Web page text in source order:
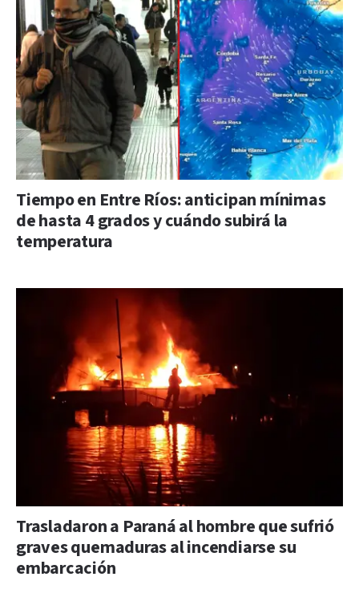
Tiempo en Entre Ríos: anticipan mínimas
de hasta 4 grados y cuándo subirá la
temperatura
Trasladaron a Paraná al hombre que sufrió
graves quemaduras al incendiarse su
embarcación